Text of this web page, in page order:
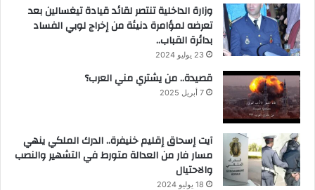
وزارة الداخلية تنتصر لقائد قيادة تيغسالين بعد
تعرضه لمؤامرة دنيئة من إخراج لوبي الفساد
بدائرة القباب..
23 يوليو 2024
قصيدة.. من يشتري مني العرب؟
7 أبريل 2025
آيت إسحاق إقليم خنيفرة.. الدرك الملكي ينهي
مسار فار من العدالة متورط في التشهير والنصب
والاحتيال
18 يوليو 2024